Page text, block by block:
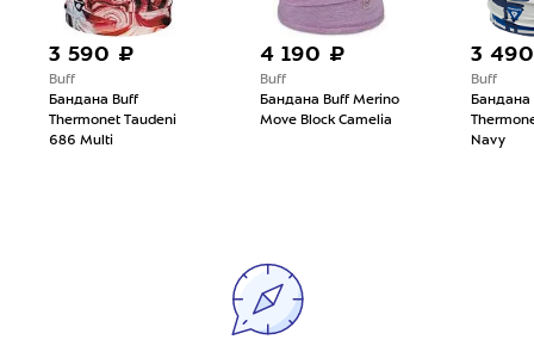
3 590 ₽
Buff
Бандана Buff
Thermonet Taudeni
686 Multi
4 190 ₽
Buff
Бандана Buff Merino
Move Block Camelia
3
Buff
Бандана
Navy